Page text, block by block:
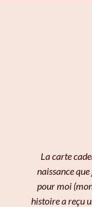
La carte
naissance
pour moi
histoire a reçu